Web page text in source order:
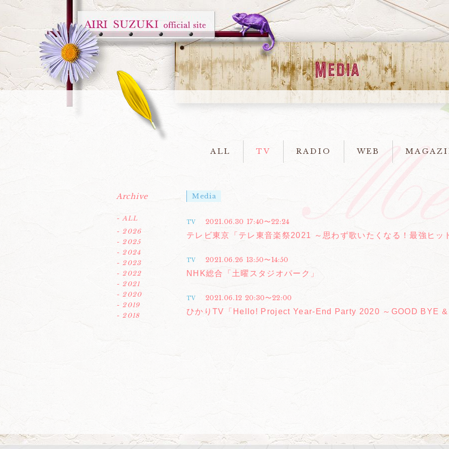
ALL TV RADIO WEB
Media
TV
2021.06.30 17:40〜22:24
テレビ東京「テレ東音楽祭2021 ～思わず歌いたくなる！最強ヒッ
TV
2021.06.26 13:50〜14:50
NHK総合「土曜スタジオパーク」
TV
2021.06.12 20:30〜22:00
ひかりTV「Hello! Project Year-End Party 2020 ～GOOD BYE
Archive
- ALL
- 2026
- 2025
- 2024
- 2023
- 2022
- 2021
- 2020
- 2019
- 2018